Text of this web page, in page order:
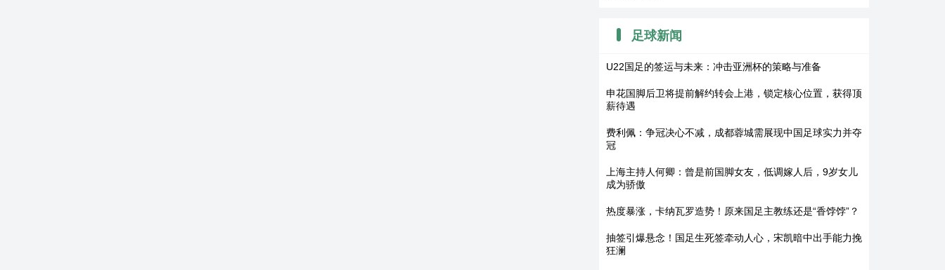
足球新闻
U22国足的签运与未来：冲击亚洲杯的策略与准备
申花国脚后卫将提前解约转会上港，锁定核心位置，获得顶
薪待遇
费利佩：争冠决心不减，成都蓉城需展现中国足球实力并夺
冠
上海主持人何卿：曾是前国脚女友，低调嫁人后，9岁女儿
成为骄傲
热度暴涨，卡纳瓦罗造势！原来国足主教练还是“香饽饽”？
抽签引爆悬念！国足生死签牵动人心，宋凯暗中出手能力挽
狂澜